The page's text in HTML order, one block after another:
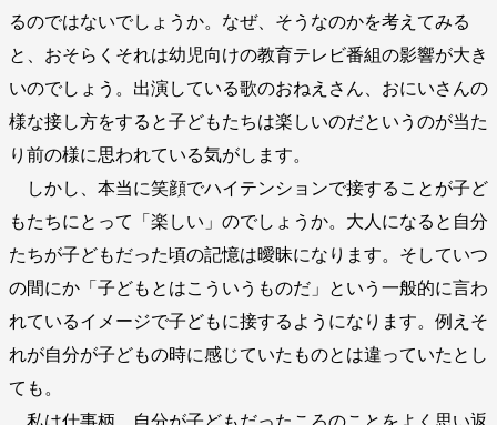
るのではないでしょうか。なぜ、そうなのかを考えてみる
と、おそらくそれは幼児向けの教育テレビ番組の影響が大き
いのでしょう。出演している歌のおねえさん、おにいさんの
様な接し方をすると子どもたちは楽しいのだというのが当た
り前の様に思われている気がします。
しかし、本当に笑顔でハイテンションで接することが子ど
もたちにとって「楽しい」のでしょうか。大人になると自分
たちが子どもだった頃の記憶は曖昧になります。そしていつ
の間にか「子どもとはこういうものだ」という一般的に言わ
れているイメージで子どもに接するようになります。例えそ
れが自分が子どもの時に感じていたものとは違っていたとし
ても。
私は仕事柄、自分が子どもだったころのことをよく思い返